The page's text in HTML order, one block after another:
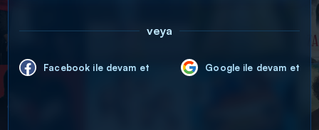
veya
Facebook ile devam et Google ile devam et